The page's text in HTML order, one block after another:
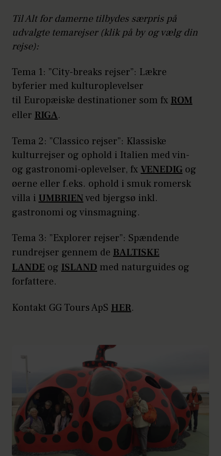
Til Alt for damerne tilbydes særpris på
udvalgte temarejser (klik på by og vælg din
rejse):
Tema 1: ”City-breaks rejser”: Lækre
byferier med kulturoplevelser
til Europæiske destinationer som fx ROM
eller RIGA.
Tema 2: ”Classico rejser”: Klassiske
kulturrejser og ophold i Italien med vin-
og gastronomi-oplevelser, fx VENEDIG og
øerne eller f.eks. ophold i smuk romersk
villa i UMBRIENved bjergsø inkl.
gastronomi og vinsmagning.
Tema 3: ”Explorer rejser”: Spændende
rundrejser gennem de BALTISKE
LANDE og ISLAND med naturguides og
forfattere.
Kontakt GG Tours ApS HER.